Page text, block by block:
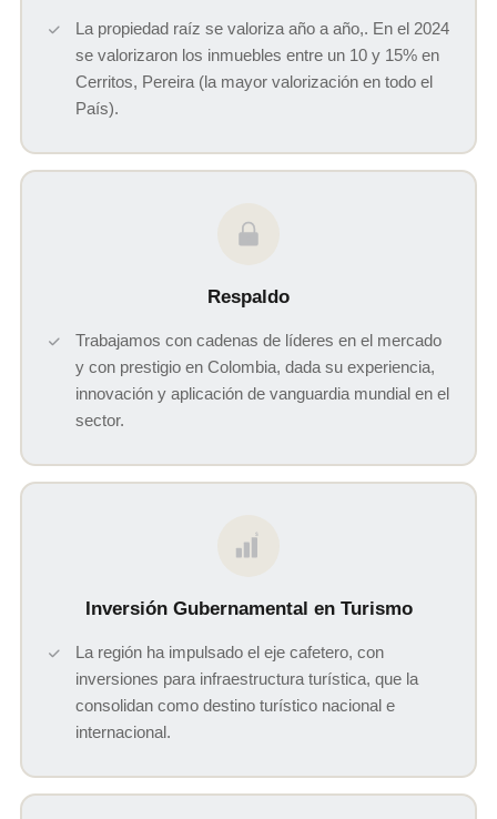
La propiedad raíz se valoriza año a año,. En el 2024
se valorizaron los inmuebles entre un 10 y 15% en
Cerritos, Pereira (la mayor valorización en todo el
País).
Respaldo
Trabajamos con cadenas de líderes en el mercado
y con prestigio en Colombia, dada su experiencia,
innovación y aplicación de vanguardia mundial en el
sector.
$
Inversión Gubernamental en Turismo
La región ha impulsado el eje cafetero, con
inversiones para infraestructura turística, que la
consolidan como destino turístico nacional e
internacional.